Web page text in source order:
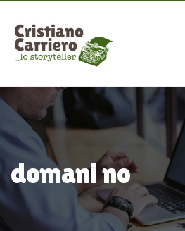
domani no